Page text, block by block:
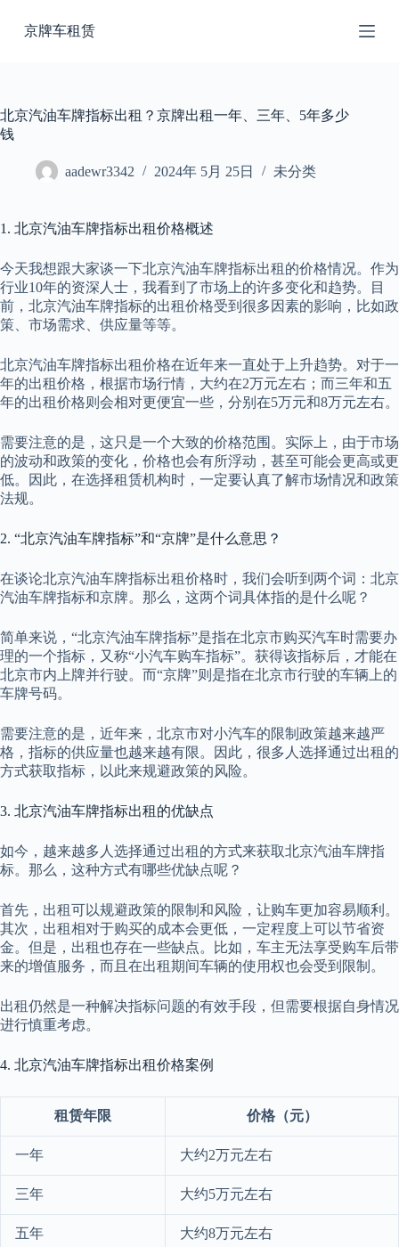
过
京牌车租赁
北京汽油车牌指标出租？京牌出租一年、三年、5年多少
钱
aadewr3342 2024年 5月 25日 未分类
1. 北京汽油车牌指标出租价格概述
今天我想跟大家谈一下北京汽油车牌指标出租的价格情况。作为
行业10年的资深人士，我看到了市场上的许多变化和趋势。目
前，北京汽油车牌指标的出租价格受到很多因素的影响，比如政
策、市场需求、供应量等等。
北京汽油车牌指标出租价格在近年来一直处于上升趋势。对于一
年的出租价格，根据市场行情，大约在2万元左右；而三年和五
年的出租价格则会相对更便宜一些，分别在5万元和8万元左右。
需要注意的是，这只是一个大致的价格范围。实际上，由于市场
的波动和政策的变化，价格也会有所浮动，甚至可能会更高或更
低。因此，在选择租赁机构时，一定要认真了解市场情况和政策
法规。
2. “北京汽油车牌指标”和“京牌”是什么意思？
在谈论北京汽油车牌指标出租价格时，我们会听到两个词：北京
汽油车牌指标和京牌。那么，这两个词具体指的是什么呢？
简单来说，“北京汽油车牌指标”是指在北京市购买汽车时需要办
理的一个指标，又称“小汽车购车指标”。获得该指标后，才能在
北京市内上牌并行驶。而“京牌”则是指在北京市行驶的车辆上的
车牌号码。
需要注意的是，近年来，北京市对小汽车的限制政策越来越严
格，指标的供应量也越来越有限。因此，很多人选择通过出租的
方式获取指标，以此来规避政策的风险。
3. 北京汽油车牌指标出租的优缺点
如今，越来越多人选择通过出租的方式来获取北京汽油车牌指
标。那么，这种方式有哪些优缺点呢？
首先，出租可以规避政策的限制和风险，让购车更加容易顺利。
其次，出租相对于购买的成本会更低，一定程度上可以节省资
金。但是，出租也存在一些缺点。比如，车主无法享受购车后带
来的增值服务，而且在出租期间车辆的使用权也会受到限制。
出租仍然是一种解决指标问题的有效手段，但需要根据自身情况
进行慎重考虑。
4. 北京汽油车牌指标出租价格案例
租赁年限 价格（元）
一年 大约2万元左右
三年 大约5万元左右
五年 大约8万元左右